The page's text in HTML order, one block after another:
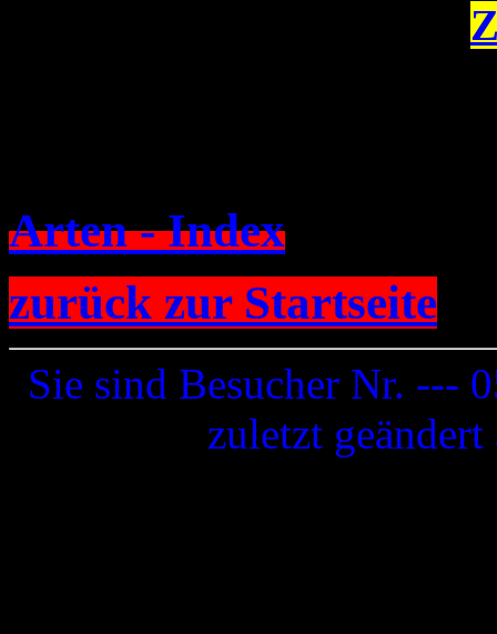
Arten - Index
zurück zur Startseite
Sie sind Besucher Nr. ---
zuletzt